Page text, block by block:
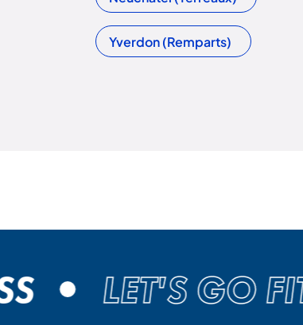
Yverdon (Remparts)
LET'S GO